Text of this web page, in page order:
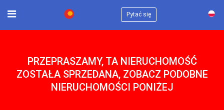
Pytać się
PRZEPRASZAMY, TA NIERUCHOMOŚĆ
ZOSTAŁA SPRZEDANA, ZOBACZ PODOBNE
NIERUCHOMOŚCI PONIŻEJ